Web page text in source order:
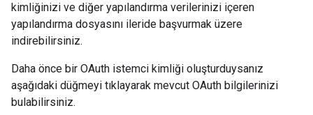
kimliğinizi ve diğer yapılandırma verilerinizi içeren
yapılandırma dosyasını ileride başvurmak üzere
indirebilirsiniz.
Daha önce bir OAuth istemci kimliği oluşturduysanız
aşağıdaki düğmeyi tıklayarak mevcut OAuth bilgilerinizi
bulabilirsiniz.